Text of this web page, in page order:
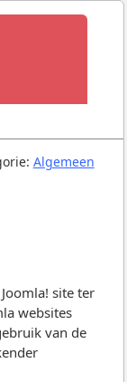
Algemeen.
site ter
websites
van de